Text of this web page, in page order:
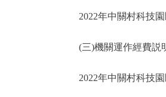
2022年中關村科技園
(三)機關運作經費説
2022年中關村科技園